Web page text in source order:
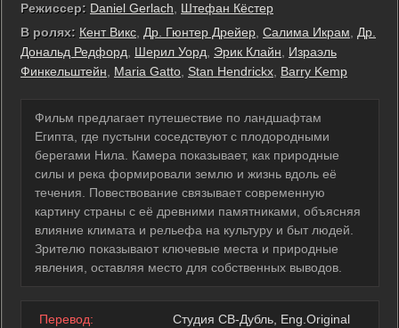
Режиссер: Daniel Gerlach
Штефан Кёстер
В ролях: Кент Викс Др. Гюнтер Дрейер Салима Икрам
Др.
Дональд Редфорд
Шерил Уорд Эрик Клайн
Израэль
Финкельштейн
Maria Gatto Stan Hendrickx Barry Kemp
Фильм предлагает путешествие по ландшафтам
Египта, где пустыни соседствуют с плодородными
берегами Нила. Камера показывает, как природные
силы и река формировали землю и жизнь вдоль её
течения. Повествование связывает современную
картину страны с её древними памятниками, объясняя
влияние климата и рельефа на культуру и быт людей.
Зрителю показывают ключевые места и природные
явления, оставляя место для собственных выводов.
Перевод: Студия СВ-Дубль, Eng.Original